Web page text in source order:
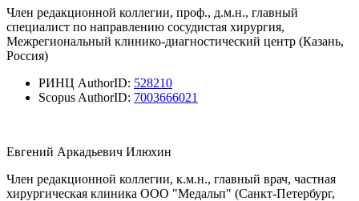
Член редакционной коллегии, проф., д.м.н., главный
специалист по направлению сосудистая хирургия,
Межрегиональный клинико-диагностический центр (Казань,
Россия)
РИНЦ AuthorID: 528210
Scopus AuthorID: 7003666021
Евгений Аркадьевич Илюхин
Член редакционной коллегии, к.м.н., главный врач, частная
хирургическая клиника ООО "Медальп" (Санкт-Петербург,